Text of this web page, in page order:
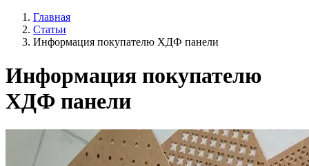
Главная
Статьи
Информация покупателю ХДФ панели
Информация покупателю
ХДФ панели